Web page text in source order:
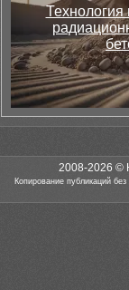
Технология
2008-2026 ©
Копирование публикаций